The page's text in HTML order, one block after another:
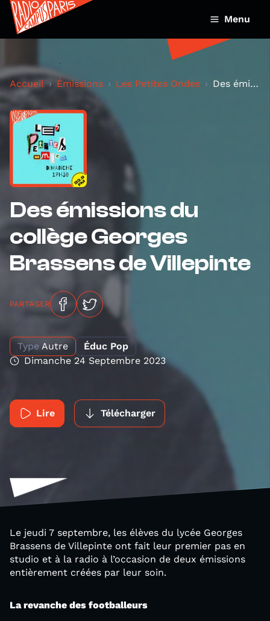
Menu
Accueil Émissions Les Petites Ondes Des émissions du collège Georges Brassens de Ville...
Des émissions du
collège Georges
Brassens de Villepinte
PARTAGER
Type Autre
Éduc Pop
Dimanche 24 Septembre 2023
Lire Télécharger
Le jeudi 7 septembre, les élèves du lycée Georges
Brassens de Villepinte ont fait leur premier pas en
studio et à la radio à l’occasion de deux émissions
entièrement créées par leur soin.
La revanche des footballeurs